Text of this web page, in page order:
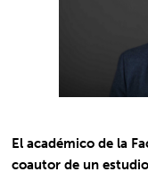
El académico de la
coautor de un